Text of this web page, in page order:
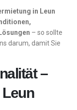
in Leun
– so sollte
darum, damit Sie
–